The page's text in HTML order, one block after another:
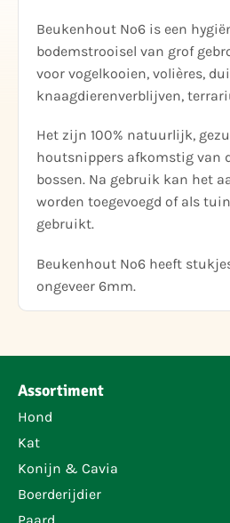
Beukenhout No6 is een
bodemstrooisel van grof
voor vogelkooien, volières,
knaagdierenverblijven,
Het zijn 100% natuurlijk,
houtsnippers afkomstig van
bossen. Na gebruik kan het
worden toegevoegd of als
gebruikt.
Beukenhout No6 heeft
ongeveer 6mm.
Assortiment
Hond
Kat
Konijn & Cavia
Boerderijdier
Paard